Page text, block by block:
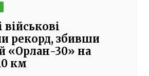
військові
рекорд, збивши
«Орлан-30» на
км